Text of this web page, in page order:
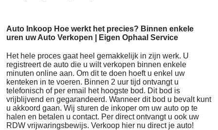
Auto Inkoop Hoe werkt het precies? Binnen enkele
uren uw Auto Verkopen | Eigen Ophaal Service
Het hele proces gaat heel gemakkelijk in zijn werk. U
registreert de auto die u wilt verkopen binnen enkele
minuten online aan. Om dit te doen hoeft u enkel uw
kenteken in te voeren. Binnen 2 uur tijd ontvangt u
telefonisch of per email het hoogste bod. Dit bod is
vrijblijvend en gegarandeerd. Wanneer dit bod u bevalt kunt
u akkoord gaan. Wij sturen de inkoper om uw auto op te
halen en betalen u contact. Per direct ontvangt u ook uw
RDW vrijwaringsbewijs. Verkoop hier nu direct je auto!